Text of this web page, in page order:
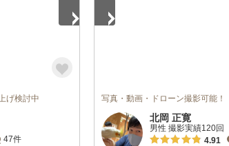
げ検討中
47件
写真・動画・ドローン撮影可能！
北岡 正寛
男性 撮影実績120回
4.91